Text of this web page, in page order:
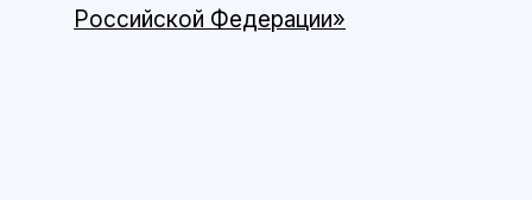
Российской Федерации»